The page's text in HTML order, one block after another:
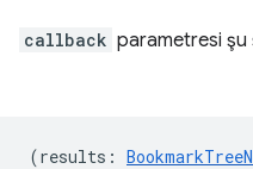
callback parametresi şu
(results :